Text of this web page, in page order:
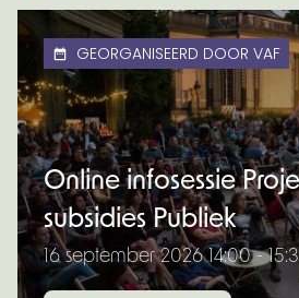
GEORGANISEERD DOOR VAF
Online infosessie
subsidies Publiek
16 september 2026 14:00 -